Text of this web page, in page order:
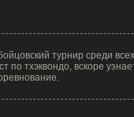
турнир среди
по тхэквондо, вскоре